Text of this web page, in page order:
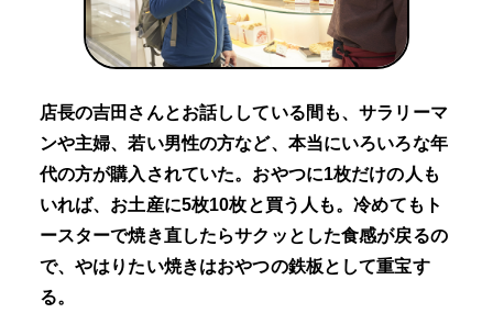
店長の吉田さんとお話ししている間も、サラリーマ
ンや主婦、若い男性の方など、本当にいろいろな年
代の方が購入されていた。おやつに1枚だけの人も
いれば、お土産に5枚10枚と買う人も。冷めてもト
ースターで焼き直したらサクッとした食感が戻るの
で、やはりたい焼きはおやつの鉄板として重宝す
る。